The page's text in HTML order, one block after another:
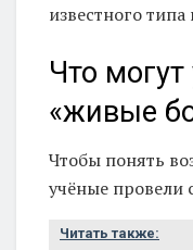
известного
Что
«живые
Чтобы понять
учёные провели
Читать также: